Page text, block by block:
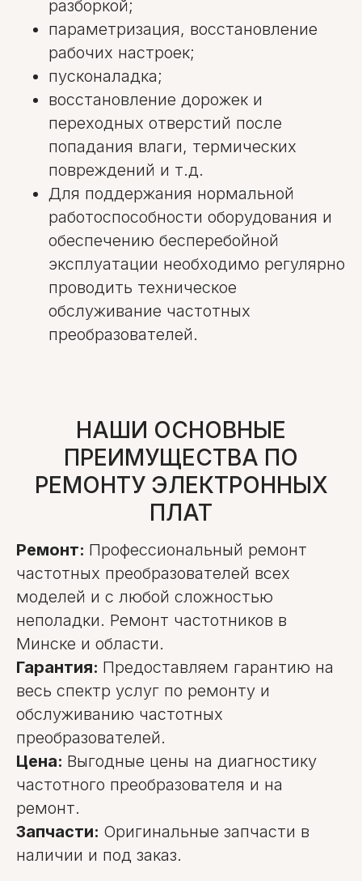
разборкой;
параметризация, восстановление
рабочих настроек;
пусконаладка;
восстановление дорожек и
переходных отверстий после
попадания влаги, термических
повреждений и т.д.
Для поддержания нормальной
работоспособности оборудования и
обеспечению бесперебойной
эксплуатации необходимо регулярно
проводить техническое
обслуживание частотных
преобразователей.
НАШИ ОСНОВНЫЕ
ПРЕИМУЩЕСТВА ПО
РЕМОНТУ ЭЛЕКТРОННЫХ
ПЛАТ
Ремонт: Профессиональный ремонт
частотных преобразователей всех
моделей и с любой сложностью
неполадки. Ремонт частотников в
Минске и области.
Гарантия: Предоставляем гарантию на
весь спектр услуг по ремонту и
обслуживанию частотных
преобразователей.
Цена: Выгодные цены на диагностику
частотного преобразователя и на
ремонт.
Запчасти: Оригинальные запчасти в
наличии и под заказ.